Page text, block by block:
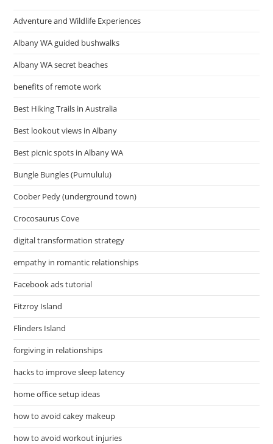
Vic
Adventure and Wildlife Experiences
Albany WA guided bushwalks
Albany WA secret beaches
benefits of remote work
Best Hiking Trails in Australia
Best lookout views in Albany
Best picnic spots in Albany WA
Bungle Bungles (Purnululu)
Coober Pedy (underground town)
Crocosaurus Cove
digital transformation strategy
empathy in romantic relationships
Facebook ads tutorial
Fitzroy Island
Flinders Island
forgiving in relationships
hacks to improve sleep latency
home office setup ideas
how to avoid cakey makeup
how to avoid workout injuries